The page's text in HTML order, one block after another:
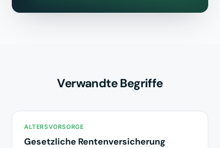
Verwandte Begriffe
ALTERSVORSORGE
Gesetzliche Rentenversicherung